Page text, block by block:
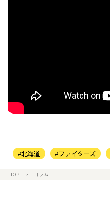
#北海道 #ファイターズ
TOP > コラム